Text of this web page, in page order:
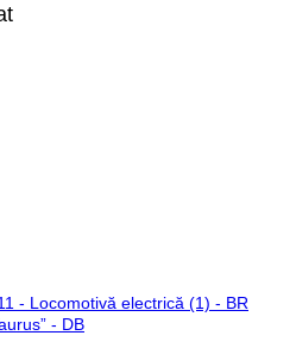
- Locomotivă electrică (1) - BR
- DB